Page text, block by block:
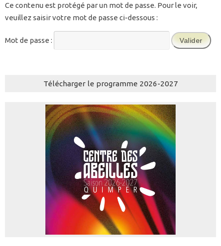
Ce contenu est protégé par un mot de passe. Pour le voir,
veuillez saisir votre mot de passe ci-dessous :
Mot de passe :
Télécharger le programme 2026-2027